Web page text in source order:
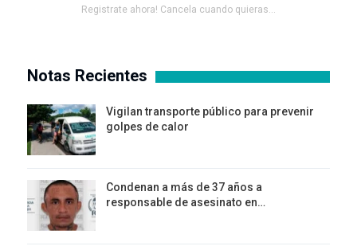
Registrate ahora! Cancela cuando quieras...
Notas Recientes
Vigilan transporte público para prevenir
golpes de calor
Condenan a más de 37 años a
responsable de asesinato en…